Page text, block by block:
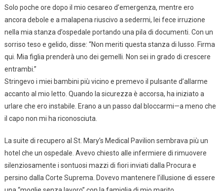
Solo poche ore dopo il mio cesareo d’emergenza, mentre ero
ancora debole e a malapena riuscivo a sedermi, lei fece irruzione
nella mia stanza d’ospedale portando una pila di documenti. Con un
sorriso teso e gelido, disse: “Non meriti questa stanza di lusso. Firma
qui. Mia figlia prenderà uno dei gemelli. Non sei in grado di crescere
entrambi.”
Stringevo i miei bambini più vicino e premevo il pulsante d’allarme
accanto al mio letto. Quando la sicurezza è accorsa, ha iniziato a
urlare che ero instabile. Erano a un passo dal bloccarmi—a meno che
il capo non mi ha riconosciuta.
La suite di recupero al St. Mary’s Medical Pavilion sembrava più un
hotel che un ospedale. Avevo chiesto alle infermiere di rimuovere
silenziosamente i sontuosi mazzi di fiori inviati dalla Procura e
persino dalla Corte Suprema. Dovevo mantenere l’illusione di essere